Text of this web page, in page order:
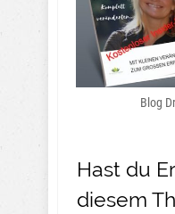
Blog
Hast du
diesem